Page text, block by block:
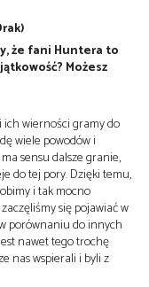
że fani Huntera to
Możesz
ich wierności gramy do
wiele powodów i
sensu dalsze granie,
do tej pory. Dzięki temu,
i tak mocno
się pojawiać w
porównaniu do innych
nawet tego trochę
nas wspierali i byli z